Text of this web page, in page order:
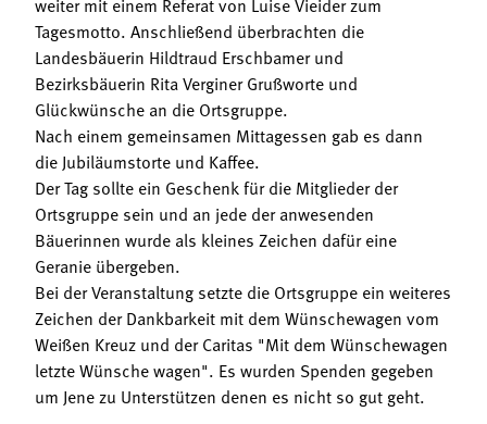
Tagesmotto. Anschließend überbrachten die
Landesbäuerin Hildtraud Erschbamer und
Bezirksbäuerin Rita Verginer Grußworte und
Glückwünsche an die Ortsgruppe.
Nach einem gemeinsamen Mittagessen gab es dann
die Jubiläumstorte und Kaffee.
Der Tag sollte ein Geschenk für die Mitglieder der
Ortsgruppe sein und an jede der anwesenden
Bäuerinnen wurde als kleines Zeichen dafür eine
Geranie übergeben.
Bei der Veranstaltung setzte die Ortsgruppe ein weiteres
Zeichen der Dankbarkeit mit dem Wünschewagen vom
Weißen Kreuz und der Caritas "Mit dem Wünschewagen
letzte Wünsche wagen". Es wurden Spenden gegeben
um Jene zu Unterstützen denen es nicht so gut geht.